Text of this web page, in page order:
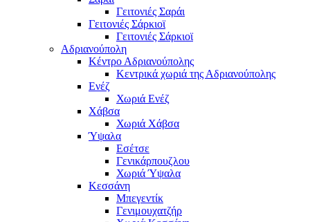
Γειτονιές Σαράι
Γειτονιές Σάρκιοϊ
Γειτονιές Σάρκιοϊ
Αδριανούπολη
Κέντρο Αδριανούπολης
Κεντρικά χωριά της Αδριανούπολης
Ενέζ
Χωριά Ενέζ
Χάβσα
Χωριά Χάβσα
Ύψαλα
Εσέτσε
Γενικάρπουζλου
Χωριά Ύψαλα
Κεσσάνη
Μπεγεντίκ
Γενιμουχατζήρ